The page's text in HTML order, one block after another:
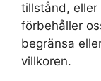
tillstånd,
förbehåller
begränsa
villkoren.